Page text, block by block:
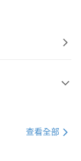
查看全部